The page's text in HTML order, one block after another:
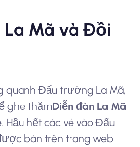
La Mã và Đồi
quanh Đấu trường La Mã,
ghé thămDiễn đàn La Mã
. Hầu hết các vé vào Đấu
bán trên trang web